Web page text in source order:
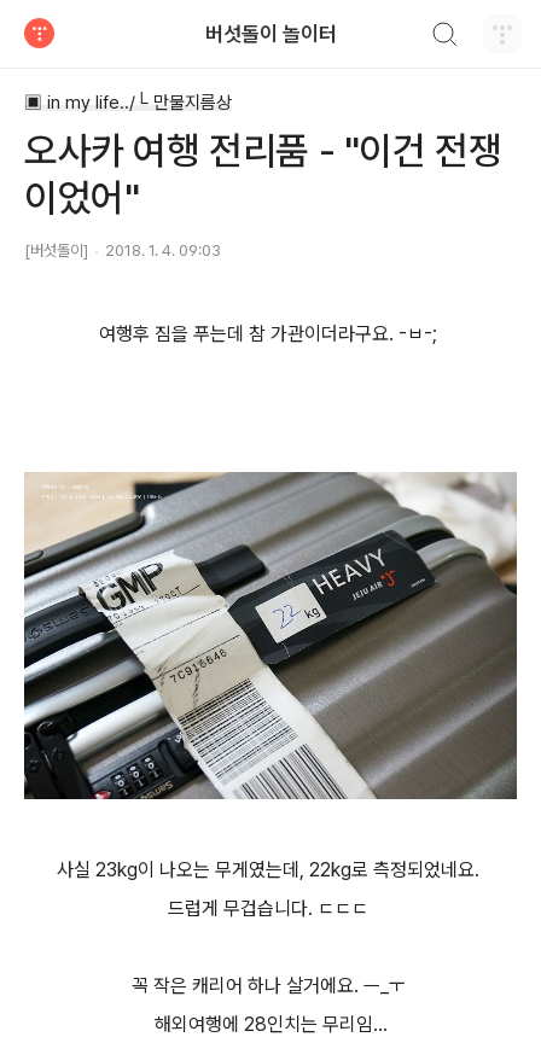
버섯돌이 놀이터
▣ in my life../└ 만물지름상
오사카 여행 전리품 - "이건 전쟁
이었어"
[버섯돌이] 2018. 1. 4. 09:03
여행후 짐을 푸는데 참 가관이더라구요. -ㅂ-;
사실 23kg이 나오는 무게였는데, 22kg로 측정되었네요.
드럽게 무겁습니다. ㄷㄷㄷ
꼭 작은 캐리어 하나 살거에요. ㅡ_ㅜ
해외여행에 28인치는 무리임...